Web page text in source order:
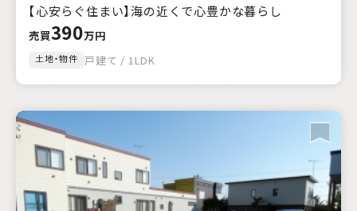
【心安らぐ住まい】海の近くで心豊かな暮らし
売買390万円
土地・物件 戸建て / 1LDK